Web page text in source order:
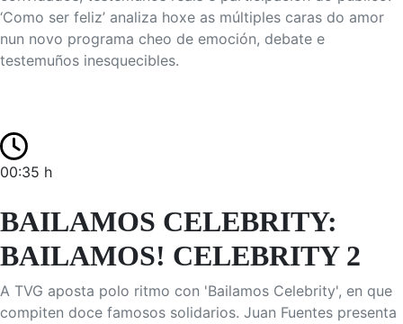
‘Como ser feliz’ analiza hoxe as múltiples caras do amor
nun novo programa cheo de emoción, debate e
testemuños inesquecibles.
00:35 h
BAILAMOS CELEBRITY:
BAILAMOS! CELEBRITY 2
A TVG aposta polo ritmo con 'Bailamos Celebrity', en que
compiten doce famosos solidarios. Juan Fuentes presenta